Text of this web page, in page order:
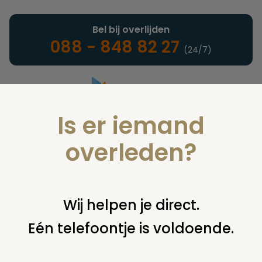
Landelijke uitvaartonderneming
Bel bij overlijden
088 - 848 82 27 (24/7)
U bent hier: home nieuws & agenda nieuws overleg over
komst crematorium oldenzaal
Is er iemand
overleden?
Wij helpen je direct.
Eén telefoontje is voldoende.